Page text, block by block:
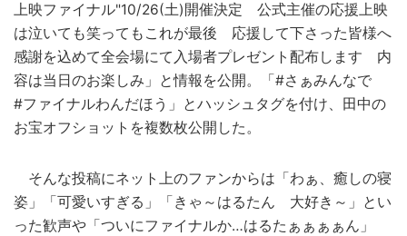
上映ファイナル"10/26(土)開催決定 公式主催の応援上映
は泣いても笑ってもこれが最後 応援して下さった皆様へ
感謝を込めて全会場にて入場者プレゼント配布します 内
容は当日のお楽しみ」と情報を公開。「#さぁみんなで
#ファイナルわんだほう」とハッシュタグを付け、田中の
お宝オフショットを複数枚公開した。
そんな投稿にネット上のファンからは「わぁ、癒しの寝
姿」「可愛いすぎる」「きゃ～はるたん 大好き～」とい
った歓声や「ついにファイナルか…はるたぁぁぁぁん」